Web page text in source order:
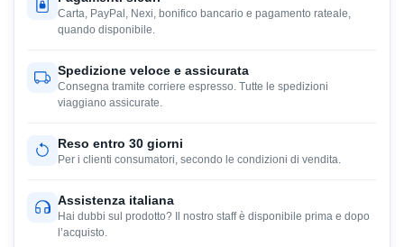
Carta, PayPal, Nexi, bonifico bancario e pagamento rateale,
quando disponibile.
Spedizione veloce e assicurata
Consegna tramite corriere espresso. Tutte le spedizioni
viaggiano assicurate.
Reso entro 30 giorni
Per i clienti consumatori, secondo le condizioni di vendita.
Assistenza italiana
Hai dubbi sul prodotto? Il nostro staff è disponibile prima e dopo
l’acquisto.